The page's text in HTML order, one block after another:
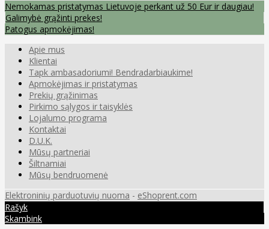
Nemokamas pristatymas Lietuvoje perkant už 50 Eur ir daugiau!
Galimybė grąžinti prekes!
Patogus apmokėjimas!
Apie mus
Klientai
Tapk ambasadoriumi! Bendradarbiaukime!
Apmokėjimas ir pristatymas
Prekių grąžinimas
Pirkimo sąlygos ir taisyklės
Lojalumo programa
Kontaktai
D.U.K.
Mūsų partneriai
Šiltnamiai
Mūsų bendruomenė
Elektroninių parduotuvių nuoma - eShoprent.com
Rašyk
Skambink